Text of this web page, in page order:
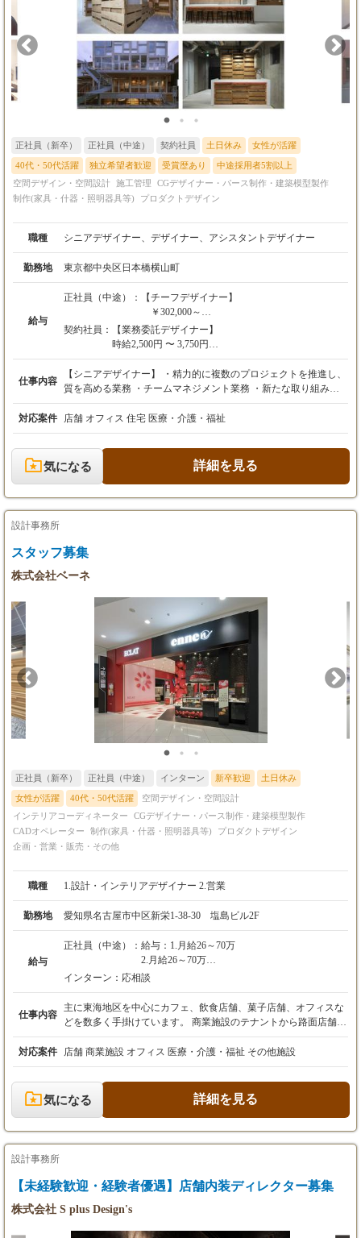
当社に少しでも興味を持っていただければ、まずは気軽にご応募
ください。
正社員（新卒） 正社員（中途） 契約社員 土日休み 女性が活躍
40代・50代活躍 独立希望者歓迎 受賞歴あり
中途採用者5割以上
空間デザイン・空間設計 施工管理
CGデザイナー・パース制作・建築模型製作
制作(家具・什器・照明器具等)
プロダクトデザイン
職種 シニアデザイナー、デザイナー、アシスタントデザイナー
勤務地 東京都中央区日本橋横山町
給与
正社員（中途）：
【チーフデザイナー】
￥302,000～
【デザイナー】
＊6～9カ月の試用期間があります。（試用期間
中給与は弊社規定にてご相談）
契約社員：
【業務委託デザイナー】
時給2,500円 〜 3,750円
※経験・スキルを考慮の上、決定します。
【諸手当】
・通勤手当：全額支給
【昇給・賞与】
・昇給：あり（年1回）
仕事内容
【シニアデザイナー】 ・精力的に複数のプロジェクトを推進し、
質を高める業務 ・チームマネジメント業務 ・新たな取り組みを
構築、推進する業務 【デザイナー】 ・熱意を持ってプロジェク
トを推進する業務 ・新たな取り組みを推進する業務 【アシスタ
ントデザイナー】 ・楽しみながらクライアントファーストでプロ
ジェクト推進に貢献する業務 ・新たな取り組みを提案する業務
対応案件 店舗 オフィス 住宅 医療・介護・福祉
気になる 詳細を見る
設計事務所
スタッフ募集
株式会社ベーネ
正社員（新卒） 正社員（中途） インターン 新卒歓迎 土日休み
女性が活躍 40代・50代活躍
空間デザイン・空間設計
インテリアコーディネーター
CGデザイナー・パース制作・建築模型製作
CADオペレーター
制作(家具・什器・照明器具等)
プロダクトデザイン
企画・営業・販売・その他
職種 1.設計・インテリアデザイナー 2.営業
勤務地 愛知県名古屋市中区新栄1-38-30 塩島ビル2F
給与
正社員（中途）： 給与：1.月給26～70万
2.月給26～70万
※諸手当含む
※2ヶ月試用期間あり（期間中待遇は正規採用
インターン： 応相談
仕事内容
主に東海地区を中心にカフェ、飲食店舗、菓子店舗、オフィスな
どを数多く手掛けています。 商業施設のテナントから路面店舗の
改修や新築の設計デザインまで、幅広くデザインに携わることが
でき、直接クライアントお話しながら、つくり上げていきますの
で、やりがいのあるお仕事です。私達と一緒に街を変えていきま
せんか。 HPを是非ご覧下さい。
対応案件 店舗 商業施設 オフィス 医療・介護・福祉 その他施設
気になる 詳細を見る
設計事務所
【未経験歓迎・経験者優遇】店舗内装ディレクター募集
株式会社 S plus Design's